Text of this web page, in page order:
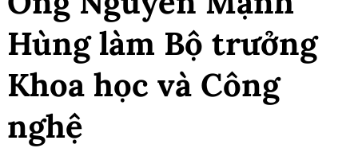
Hùng làm Bộ trưởng
Khoa học và Công
nghệ